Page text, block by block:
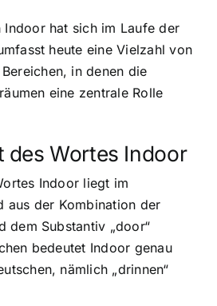
Indoor hat sich im Laufe der
heute eine Vielzahl von
in denen die
eine zentrale Rolle
des Wortes Indoor
Indoor liegt im
aus der Kombination der
dem Substantiv „door“
bedeutet Indoor genau
nämlich „drinnen“